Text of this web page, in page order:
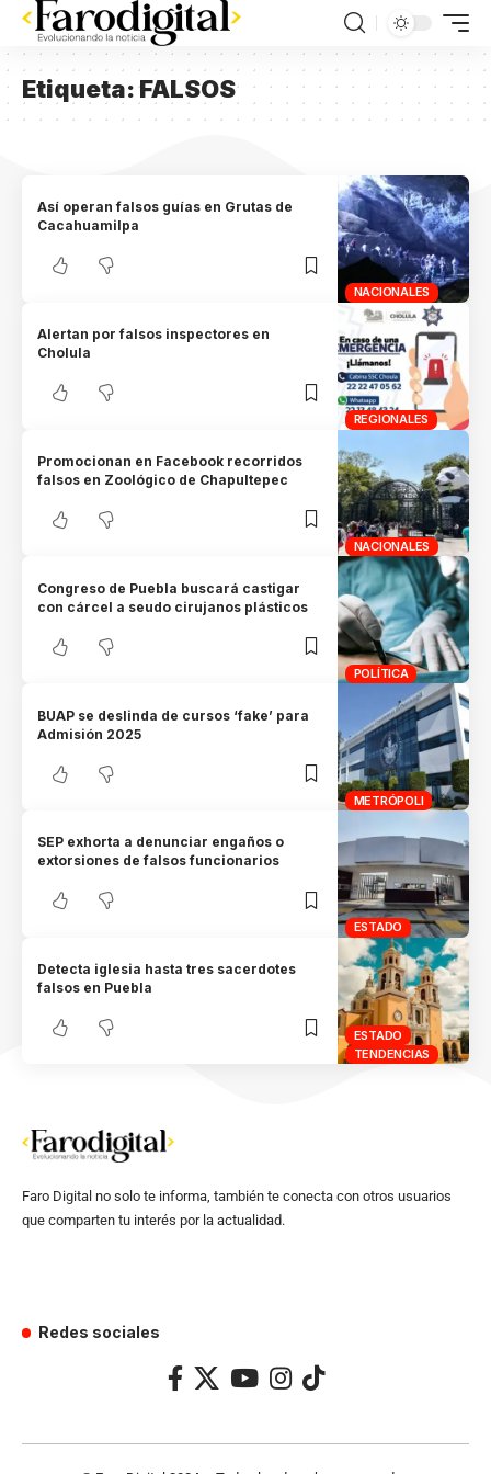
Etiqueta:FALSOS
NACIONALES
Así operan falsos guías en Grutas de
Cacahuamilpa
REGIONALES
Alertan por falsos inspectores en
Cholula
NACIONALES
Promocionan en Facebook recorridos
falsos en Zoológico de Chapultepec
POLÍTICA
Congreso de Puebla buscará castigar
con cárcel a seudo cirujanos plásticos
METRÓPOLI
BUAP se deslinda de cursos ‘fake’ para
Admisión 2025
ESTADO
SEP exhorta a denunciar engaños o
extorsiones de falsos funcionarios
ESTADO
TENDENCIAS
Detecta iglesia hasta tres sacerdotes
falsos en Puebla
Faro Digital no solo te informa, también te conecta con otros usuarios
que comparten tu interés por la actualidad.
Redes sociales